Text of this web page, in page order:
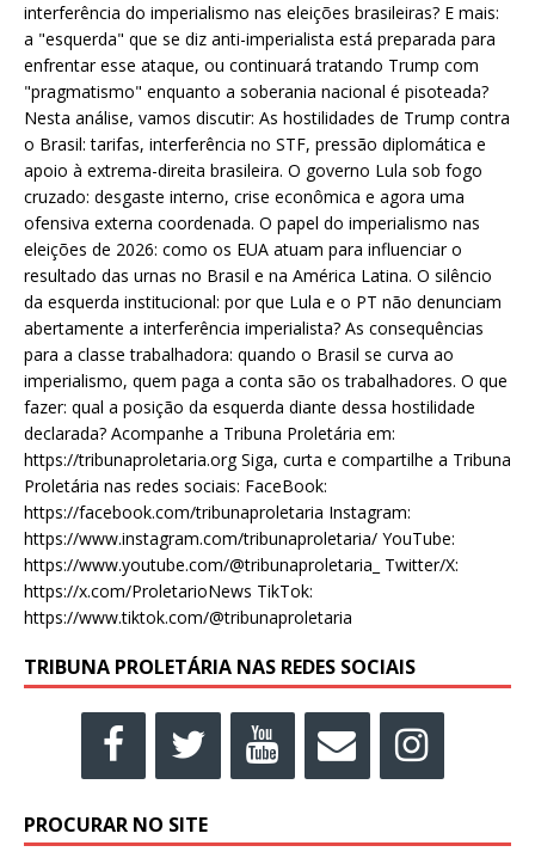
interferência do imperialismo nas eleições brasileiras? E mais:
a "esquerda" que se diz anti-imperialista está preparada para
enfrentar esse ataque, ou continuará tratando Trump com
"pragmatismo" enquanto a soberania nacional é pisoteada?
Nesta análise, vamos discutir: As hostilidades de Trump contra
o Brasil: tarifas, interferência no STF, pressão diplomática e
apoio à extrema-direita brasileira. O governo Lula sob fogo
cruzado: desgaste interno, crise econômica e agora uma
ofensiva externa coordenada. O papel do imperialismo nas
eleições de 2026: como os EUA atuam para influenciar o
resultado das urnas no Brasil e na América Latina. O silêncio
da esquerda institucional: por que Lula e o PT não denunciam
abertamente a interferência imperialista? As consequências
para a classe trabalhadora: quando o Brasil se curva ao
imperialismo, quem paga a conta são os trabalhadores. O que
fazer: qual a posição da esquerda diante dessa hostilidade
declarada? Acompanhe a Tribuna Proletária em:
https://tribunaproletaria.org Siga, curta e compartilhe a Tribuna
Proletária nas redes sociais: FaceBook:
https://facebook.com/tribunaproletaria Instagram:
https://www.instagram.com/tribunaproletaria/ YouTube:
https://www.youtube.com/@tribunaproletaria_ Twitter/X:
https://x.com/ProletarioNews TikTok:
https://www.tiktok.com/@tribunaproletaria
TRIBUNA PROLETÁRIA NAS REDES SOCIAIS
PROCURAR NO SITE